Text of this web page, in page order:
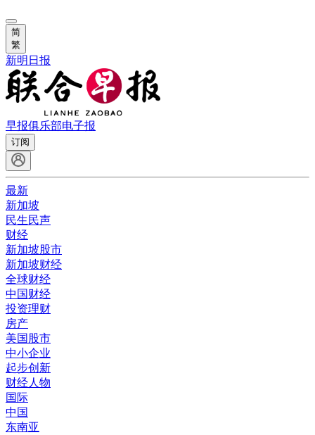
简
繁
新明日报
早报俱乐部电子报
订阅
最新
新加坡
民生民声
财经
新加坡股市
新加坡财经
全球财经
中国财经
投资理财
房产
美国股市
中小企业
起步创新
财经人物
国际
中国
东南亚